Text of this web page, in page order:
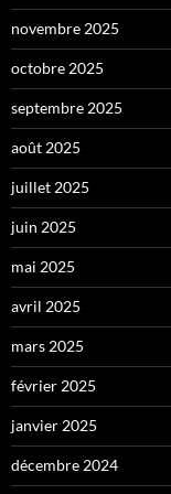
novembre 2025
octobre 2025
septembre 2025
août 2025
juillet 2025
juin 2025
mai 2025
avril 2025
mars 2025
février 2025
janvier 2025
décembre 2024